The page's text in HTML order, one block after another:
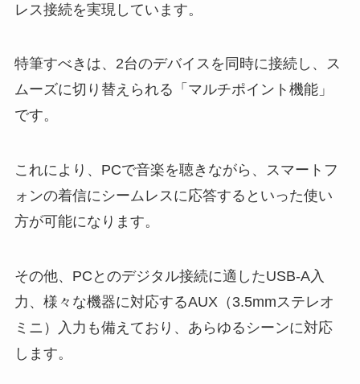
レス接続を実現しています。
特筆すべきは、2台のデバイスを同時に接続し、ス
ムーズに切り替えられる「マルチポイント機能」
です。
これにより、PCで音楽を聴きながら、スマートフ
ォンの着信にシームレスに応答するといった使い
方が可能になります。
その他、PCとのデジタル接続に適したUSB-A入
力、様々な機器に対応するAUX（3.5mmステレオ
ミニ）入力も備えており、あらゆるシーンに対応
します。